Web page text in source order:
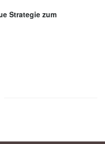
Strategie zum